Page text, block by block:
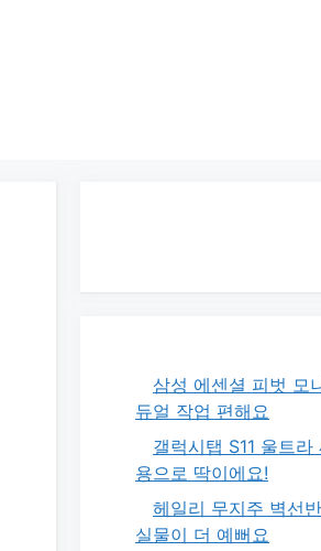
삼성 에센셜 피벗 모
듀얼 작업 편해요
갤럭시탭 S11 울트
용으로 딱이에요!
헤일리 무지주 벽선
실물이 더 예뻐요